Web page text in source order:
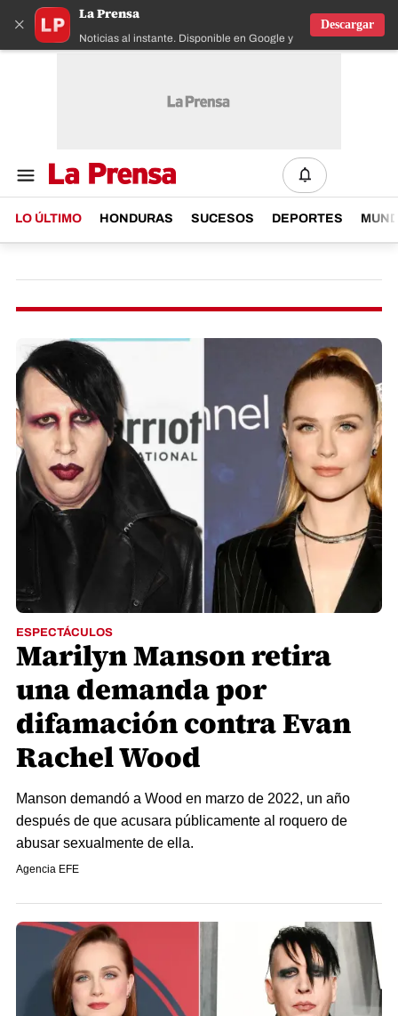
×
La Prensa
Noticias al instante. Disponible en Google y IOS
Descargar
LO ÚLTIMO HONDURAS SUCESOS DEPORTES
ESPECTÁCULOS
Marilyn Manson retira
una demanda por
difamación contra Evan
Rachel Wood
Manson demandó a Wood en marzo de 2022, un año
después de que acusara públicamente al roquero de
abusar sexualmente de ella.
Agencia EFE